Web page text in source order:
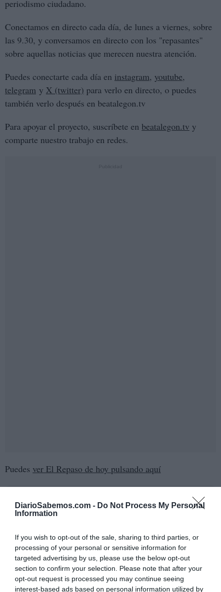
DiarioSabemos.com - Do Not Process My Personal
Information
If you wish to opt-out of the sale, sharing to third parties, or
processing of your personal or sensitive information for
targeted advertising by us, please use the below opt-out
section to confirm your selection. Please note that after your
opt-out request is processed you may continue seeing
interest-based ads based on personal information utilized by
periodismo ciudadano.
Conectamos en directo cada día, de lunes a viernes, sobre
las 9.30, y conversamos en directo con los "repasantes"
sobre aquellas noticias que merecen nuestra atención.
Puedes conectarte cada día en instagram, youtube,
telegram y X (twitter) para verlo en directo, o puedes
también verlo después en beatalegon.tv
Para apoyar el proyecto, suscríbete en beatalegon.tv y
comparte nuestro trabajo en redes.
Puedes ver El Repaso de hoy pulsando aquí
como fuente preferida de
Google de forma gratuita
Mantente informado con las últimas noticias de actualidad.
ANÁLISIS